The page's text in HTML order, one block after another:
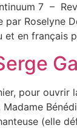
7 –
par Roselyne
et en français
pour ouvrir
Madame
(elle